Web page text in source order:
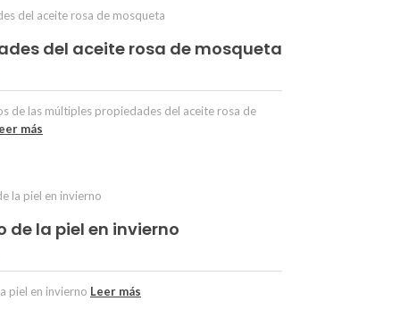
del aceite rosa de mosqueta
de las múltiples propiedades del aceite rosa de
más
de la piel en invierno
piel en invierno Leer más